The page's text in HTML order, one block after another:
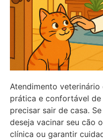
Atendimento
prática e confortável
precisar sair de casa.
deseja vacinar seu cão
clínica ou garantir